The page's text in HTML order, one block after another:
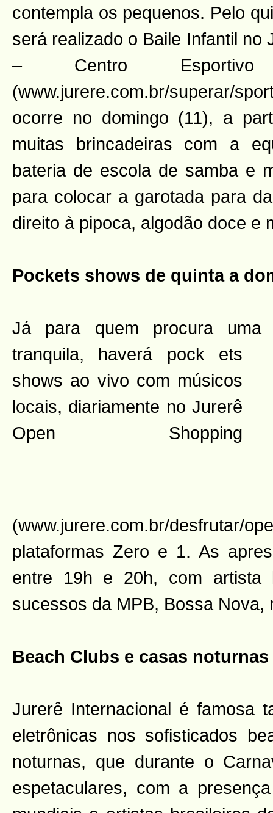
contempla os pequenos. Pelo
será realizado o Baile Infantil no
– Centro
(www.jurere.com.br/superar/
ocorre no domingo (11), a
muitas brincadeiras com a
bateria de escola de samba e
para colocar a garotada para
direito à pipoca, algodão doce e
Pockets shows de quinta a
Já para quem procura uma
tranquila, haverá pock ets
shows ao vivo com músicos
locais, diariamente no Jurerê
Open Shopping
(www.jurere.com.br/desfrutar/
plataformas Zero e 1. As
entre 19h e 20h, com artista
sucessos da MPB, Bossa Nova,
Beach Clubs e casas noturnas
Jurerê Internacional é famosa
eletrônicas nos sofisticados
noturnas, que durante o
espetaculares, com a